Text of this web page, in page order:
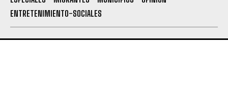
ENTRETENIMIENTO-SOCIALES